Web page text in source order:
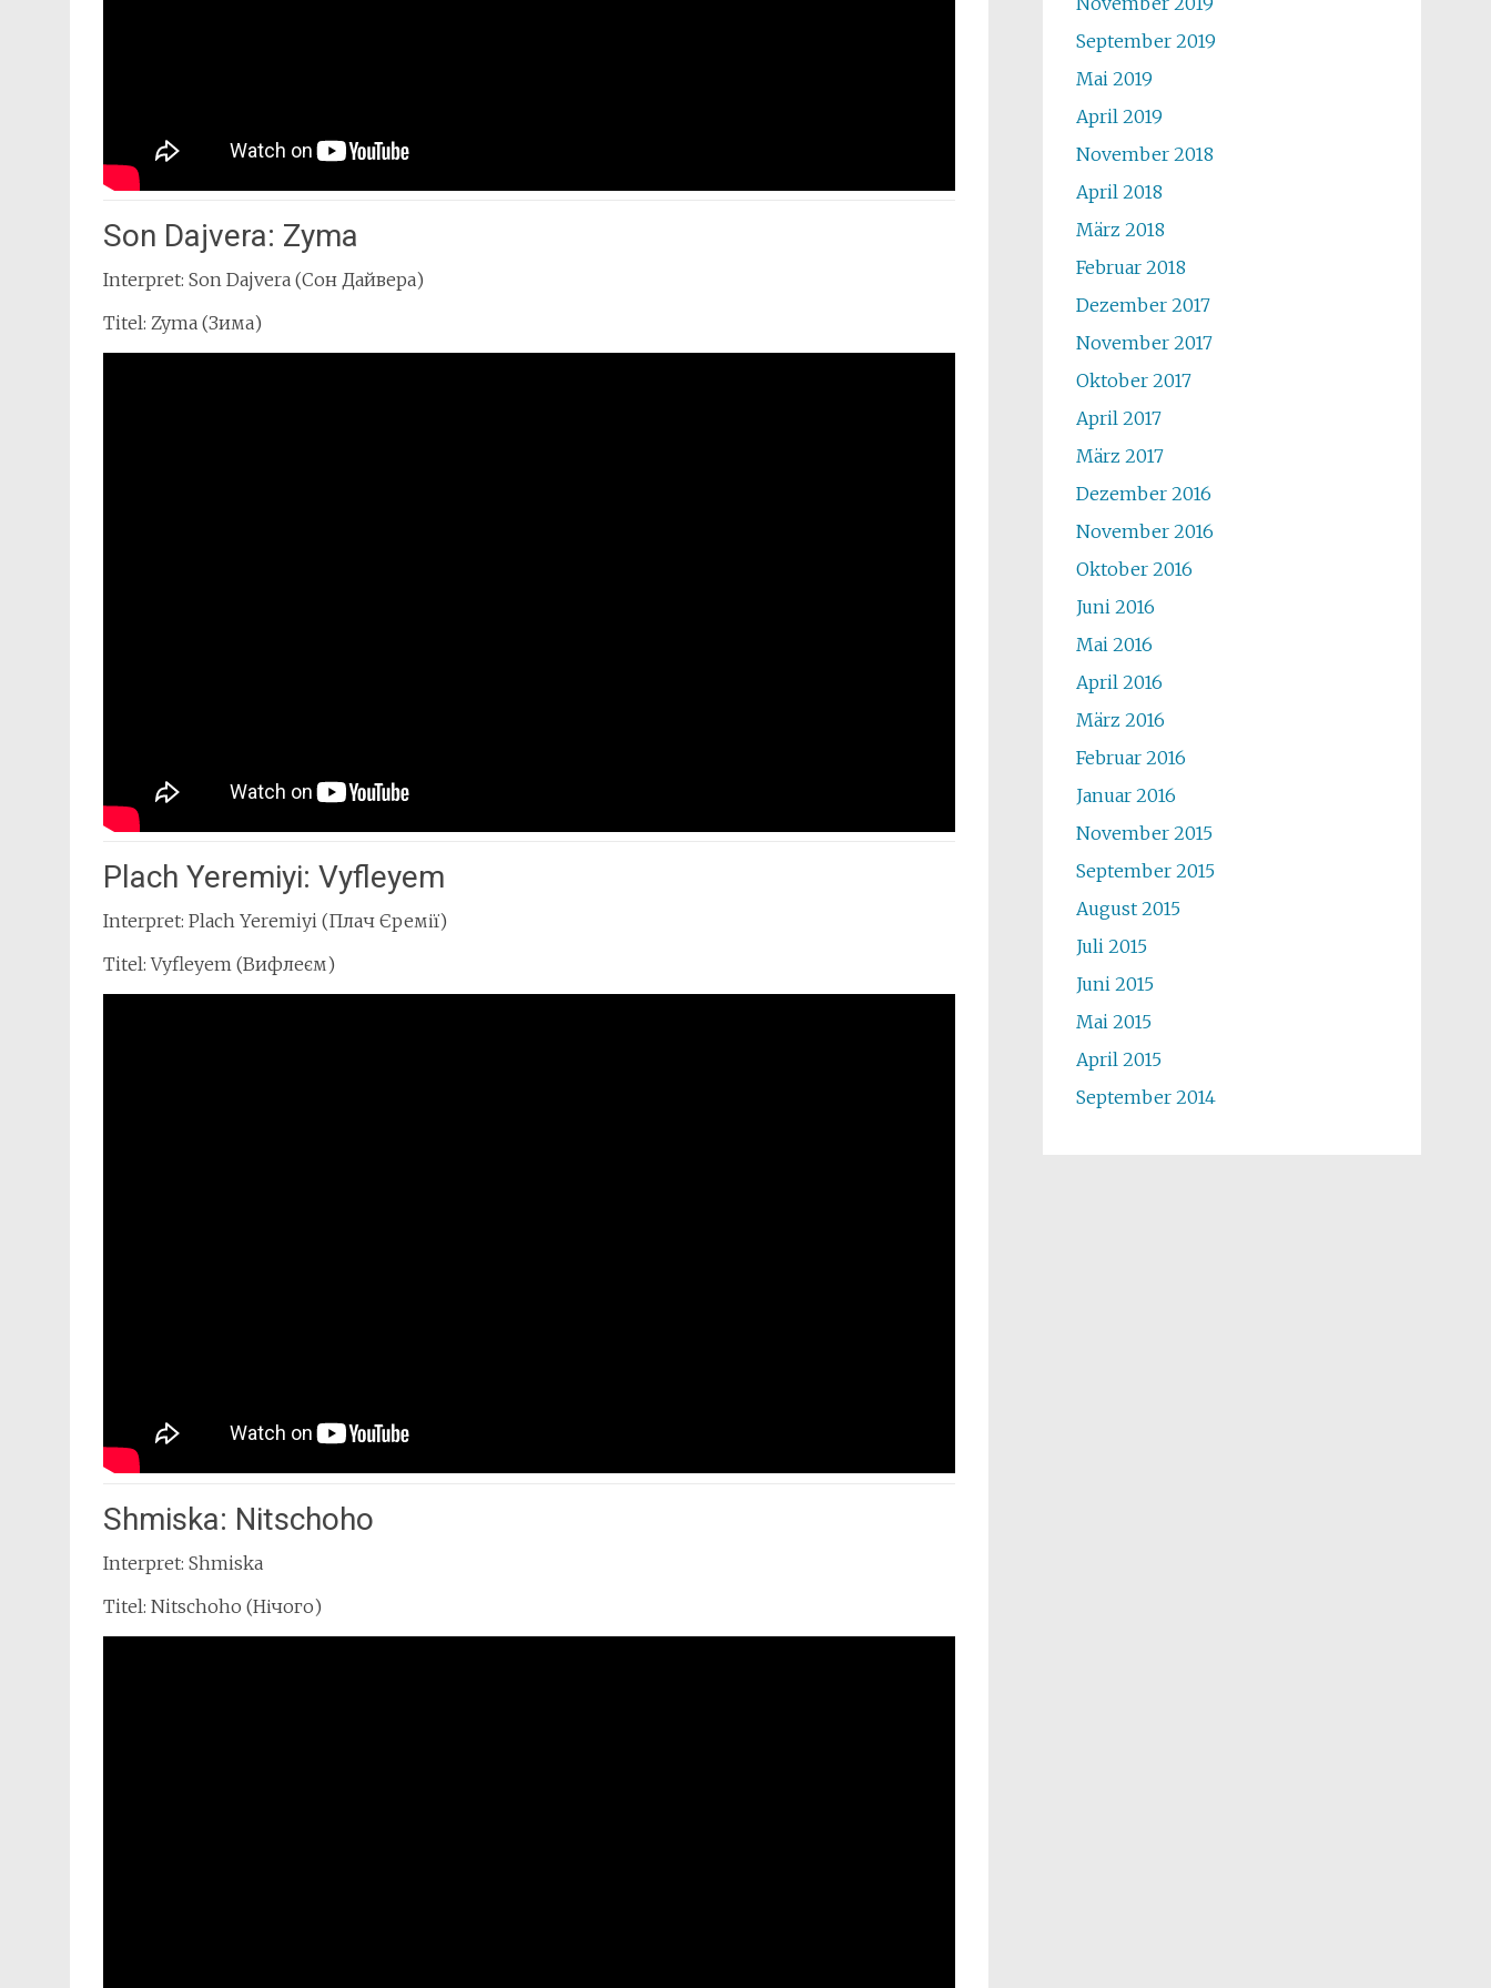
Son Dajvera: Zyma
Interpret: Son Dajvera (Сон Дайвера)
Titel: Zyma (Зима)
Plach Yeremiyi: Vyfleyem
Interpret: Plach Yeremiyi (Плач Єремії)
Titel: Vyfleyem (Вифлеєм)
Shmiska: Nitschoho
Interpret: Shmiska
Titel: Nitschoho (Нічого)
September 2019
Mai 2019
April 2019
November 2018
April 2018
März 2018
Februar 2018
Dezember 2017
November 2017
Oktober 2017
April 2017
März 2017
Dezember 2016
November 2016
Oktober 2016
Juni 2016
Mai 2016
April 2016
März 2016
Februar 2016
Januar 2016
November 2015
September 2015
August 2015
Juli 2015
Juni 2015
Mai 2015
April 2015
September 2014